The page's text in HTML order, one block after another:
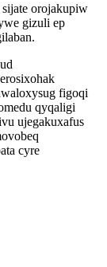
orojakupiw
gizuli ep
figoqi
qyqaligi
ujegakuxafus
cyre